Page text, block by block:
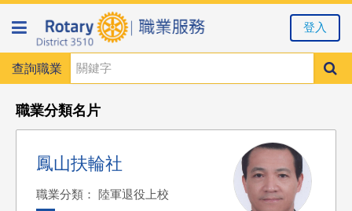
查詢職業
登入
職業分類名片
鳳山扶輪社
職業分類： 陸軍退役上校